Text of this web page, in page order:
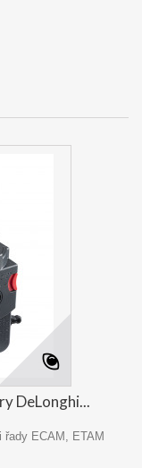
DeLonghi...
řady ECAM, ETAM